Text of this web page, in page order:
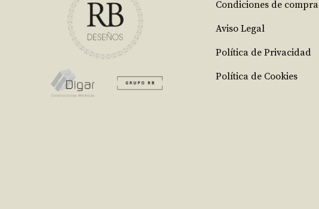
Condiciones de compra
Aviso Legal
Política de Privacidad
Política de Cookies